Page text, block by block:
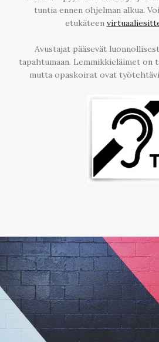
tuntia ennen ohjelman alkua.
etukäteen
Avustajat pääsevät
tapahtumaan. Lemmikkieläimet on
mutta opaskoirat ovat